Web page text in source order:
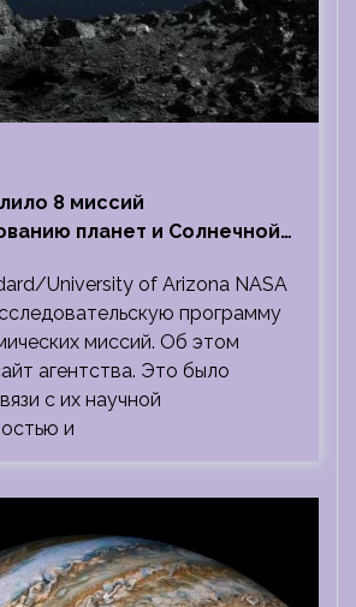
8 миссий
планет и Солнечной
University of Arizona NASA
программу
миссий. Об этом
агентства. Это было
с их научной
и